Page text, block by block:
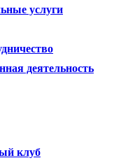
услуги
деятельность
клуб